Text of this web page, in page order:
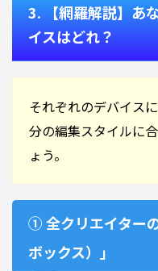
3. 【網羅解説】あ
イスはどれ？
それぞれのデバイス
分の編集スタイルに
ょう。
① 全クリエイター
ボックス）」